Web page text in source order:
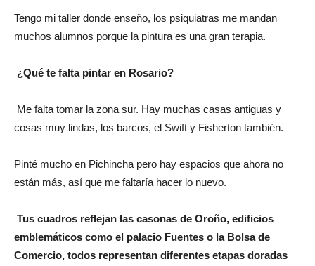
Tengo mi taller donde enseño, los psiquiatras me mandan
muchos alumnos porque la pintura es una gran terapia.
¿Qué te falta pintar en Rosario?
Me falta tomar la zona sur. Hay muchas casas antiguas y
cosas muy lindas, los barcos, el Swift y Fisherton también.
Pinté mucho en Pichincha pero hay espacios que ahora no
están más, así que me faltaría hacer lo nuevo.
Tus cuadros reflejan las casonas de Oroño, edificios
emblemáticos como el palacio Fuentes o la Bolsa de
Comercio, todos representan diferentes etapas doradas